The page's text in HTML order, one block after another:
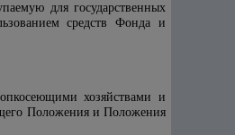
для государственных
средств Фонда и
хозяйствами и
Положения и Положения